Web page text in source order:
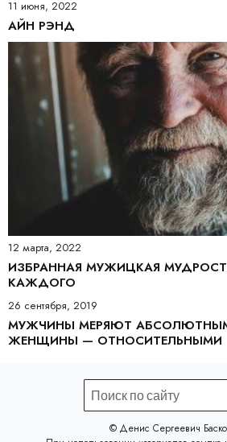
11 июня, 2022
АЙН РЭНД
12 марта, 2022
ИЗБРАННАЯ МУЖИЦКАЯ
КАЖДОГО
26 сентября, 2019
МУЖЧИНЫ МЕРЯЮТ
ЖЕНЩИНЫ — ОТНОСИТЕЛЬНЫМИ
©️ Денис Сергеевич